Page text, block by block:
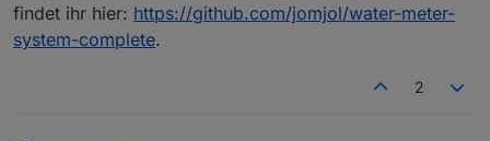
findet ihr hier: https://github.com/jomjol/water-meter-
system-complete.
2